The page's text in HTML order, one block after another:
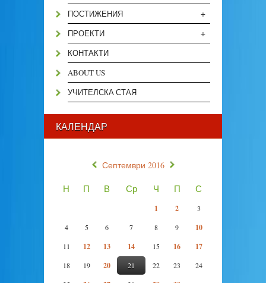
+
ПОСТИЖЕНИЯ
+
ПРОЕКТИ
КОНТАКТИ
ABOUT US
УЧИТЕЛСКА СТАЯ
КАЛЕНДАР
« Септември 2016 »
Н П В Ср Ч П С
1 2
3
4
5 6 7 8 9 10
11 12 13 14 15 16 17
18 19 20 21 22 23
24